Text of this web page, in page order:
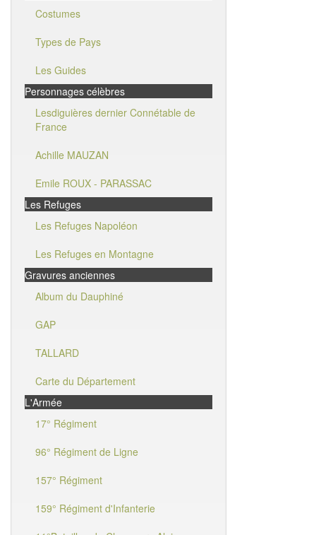
Costumes
Types de Pays
Les Guides
Personnages célèbres
Lesdiguières dernier Connétable de
France
Achille MAUZAN
Emile ROUX - PARASSAC
Les Refuges
Les Refuges Napoléon
Les Refuges en Montagne
Gravures anciennes
Album du Dauphiné
GAP
TALLARD
Carte du Département
L'Armée
17° Régiment
96° Régiment de Ligne
157° Régiment
159° Régiment d'Infanterie